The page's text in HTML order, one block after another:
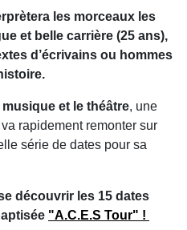
les morceaux les
et belle carrière (25 ans),
d’écrivains ou hommes
musique et le théâtre, une
rapidement remonter sur
série de dates pour sa
découvrir les 15 dates
"A.C.E.S Tour" !